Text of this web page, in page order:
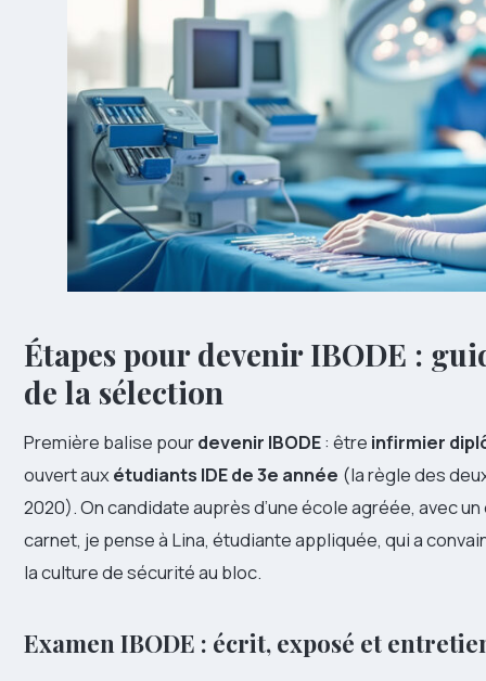
Étapes pour devenir IBODE :
de la sélection
Première balise pourdevenir IBODE: être infirmier
ouvert auxétudiants IDE de 3e année (la règle des
2020). On candidate auprès d’une école agréée, avec
carnet, je pense à Lina, étudiante appliquée, qui a
la culture de sécurité au bloc.
Examen IBODE : écrit, exposé et